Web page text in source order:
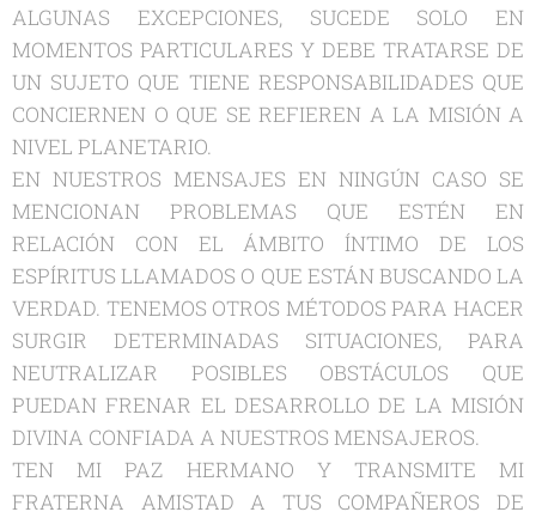
ALGUNAS EXCEPCIONES, SUCEDE SOLO EN
MOMENTOS PARTICULARES Y DEBE TRATARSE DE
UN SUJETO QUE TIENE RESPONSABILIDADES QUE
CONCIERNEN O QUE SE REFIEREN A LA MISIÓN A
NIVEL PLANETARIO.
EN NUESTROS MENSAJES EN NINGÚN CASO SE
MENCIONAN PROBLEMAS QUE ESTÉN EN
RELACIÓN CON EL ÁMBITO ÍNTIMO DE LOS
ESPÍRITUS LLAMADOS O QUE ESTÁN BUSCANDO LA
VERDAD. TENEMOS OTROS MÉTODOS PARA HACER
SURGIR DETERMINADAS SITUACIONES, PARA
NEUTRALIZAR POSIBLES OBSTÁCULOS QUE
PUEDAN FRENAR EL DESARROLLO DE LA MISIÓN
DIVINA CONFIADA A NUESTROS MENSAJEROS.
TEN MI PAZ HERMANO Y TRANSMITE MI
FRATERNA AMISTAD A TUS COMPAÑEROS DE